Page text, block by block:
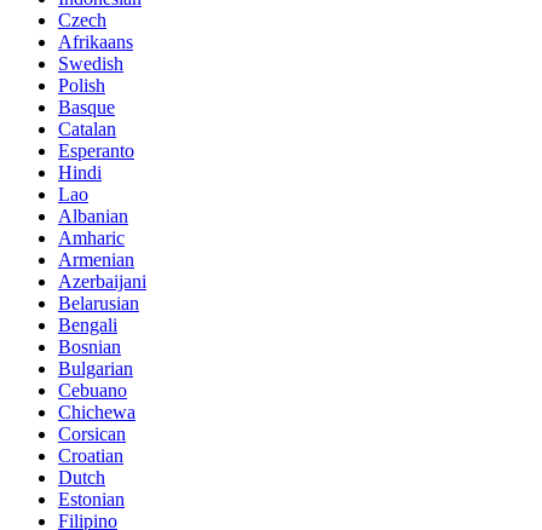
Czech
Afrikaans
Swedish
Polish
Basque
Catalan
Esperanto
Hindi
Lao
Albanian
Amharic
Armenian
Azerbaijani
Belarusian
Bengali
Bosnian
Bulgarian
Cebuano
Chichewa
Corsican
Croatian
Dutch
Estonian
Filipino